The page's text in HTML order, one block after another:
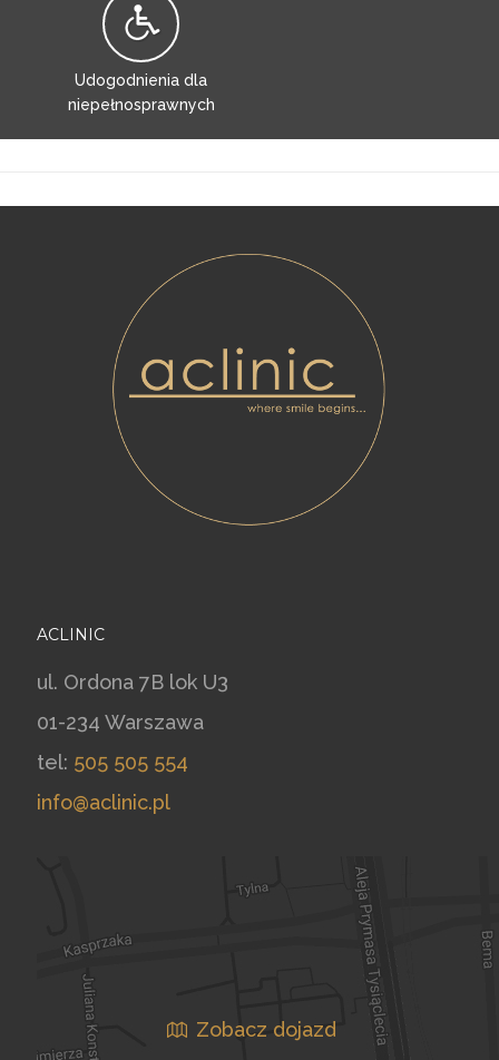
Udogodnienia dla
niepełnosprawnych
ACLINIC
ul. Ordona 7B lok U3
01-234 Warszawa
tel: 505 505 554
info@aclinic.pl
Zobacz dojazd